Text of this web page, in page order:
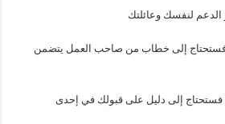
الدعم لنفسك وعائلتك
فستحتاج إلى خطاب من صاحب العمل يتضمن
فستحتاج إلى دليل على قبولك في إحدى